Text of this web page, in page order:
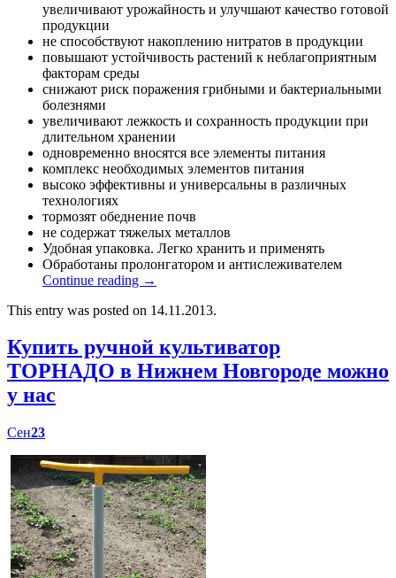
увеличивают урожайность и улучшают качество готовой
продукции
не способствуют накоплению нитратов в продукции
повышают устойчивость растений к неблагоприятным
факторам среды
снижают риск поражения грибными и бактериальными
болезнями
увеличивают лежкость и сохранность продукции при
длительном хранении
одновременно вносятся все элементы питания
комплекс необходимых элементов питания
высоко эффективны и универсальны в различных
технологиях
тормозят обеднение почв
не содержат тяжелых металлов
Удобная упаковка. Легко хранить и применять
Обработаны пролонгатором и антислеживателем
Continue reading →
This entry was posted on 14.11.2013.
Купить ручной культиватор
ТОРНАДО в Нижнем Новгороде можно
у нас
Сен23